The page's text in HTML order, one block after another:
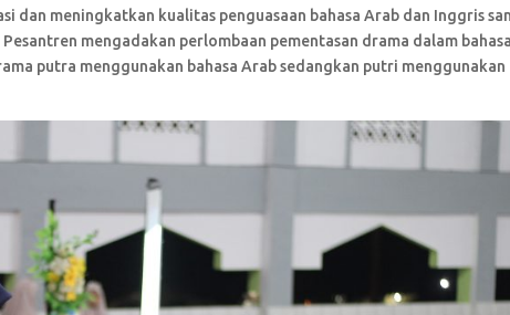
dan meningkatkan kualitas penguasaan bahasa Arab dan Inggris
mengadakan perlombaan pementasan drama dalam
putra menggunakan bahasa Arab sedangkan putri menggunakan